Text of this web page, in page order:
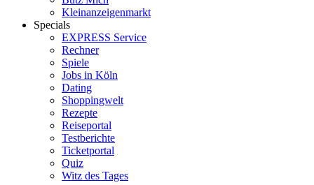
Kleinanzeigenmarkt
Specials
EXPRESS Service
Rechner
Spiele
Jobs in Köln
Dating
Shoppingwelt
Rezepte
Reiseportal
Testberichte
Ticketportal
Quiz
Witz des Tages